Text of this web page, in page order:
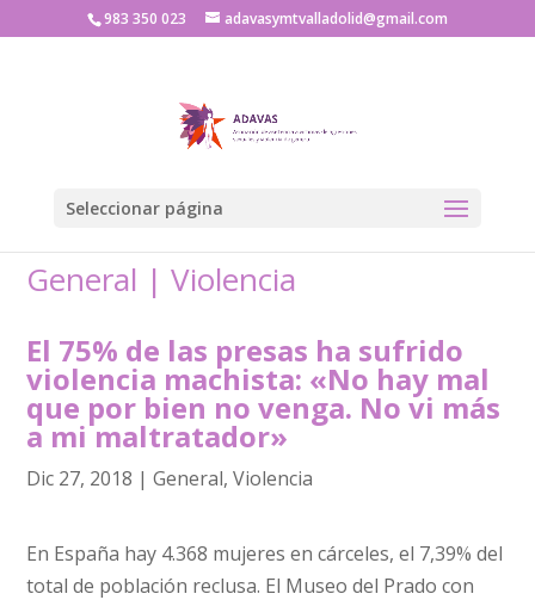
983 350 023 adavasymtvalladolid@gmail.com
Seleccionar página
General |Violencia
El 75% de las presas ha sufrido
violencia machista: «No hay mal
que por bien no venga. No vi más
a mi maltratador»
Dic 27, 2018 |General,Violencia
En España hay 4.368 mujeres en cárceles, el 7,39% del
total de población reclusa. El Museo del Prado con